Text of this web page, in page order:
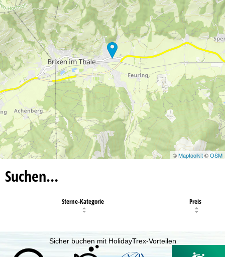
©Maptoolkit©OSM
Suchen…
Sterne-Kategorie Preis
Sicher buchen mit HolidayTrex-Vorteilen